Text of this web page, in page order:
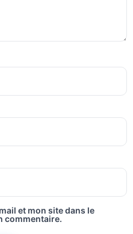
et mon site dans le
commentaire.